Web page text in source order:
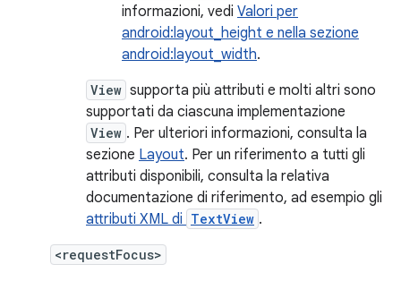
informazioni, vedi Valori per
android:layout_height e nella sezione
android:layout_width.
View supporta più attributi e molti altri sono
supportati da ciascuna implementazione
View . Per ulteriori informazioni, consulta la
sezione Layout. Per un riferimento a tutti gli
attributi disponibili, consulta la relativa
documentazione di riferimento, ad esempio gli
attributi XML di TextView .
<requestFocus>